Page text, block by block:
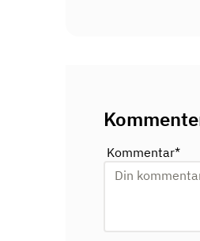
Kommentar*